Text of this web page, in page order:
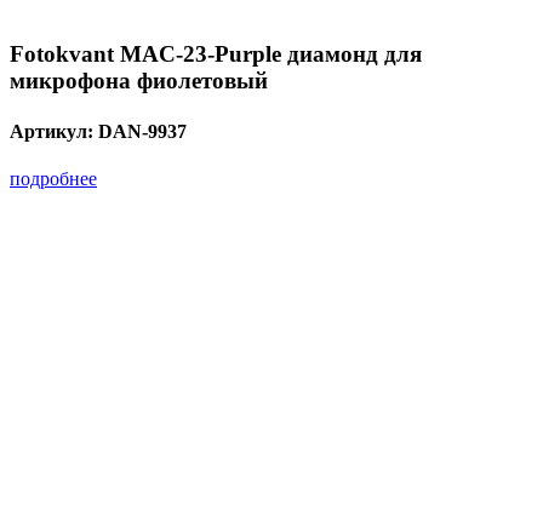
Fotokvant MAC-23-Purple диамонд для
микрофона фиолетовый
Артикул: DAN-9937
подробнее